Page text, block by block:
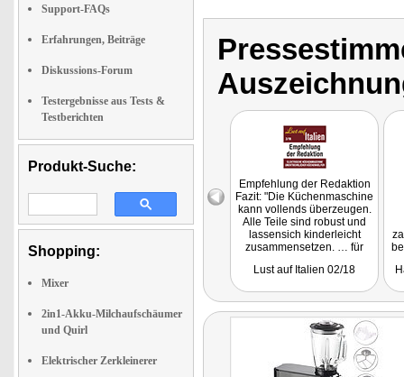
Support-FAQs
Erfahrungen, Beiträge
Diskussions-Forum
Testergebnisse aus Tests &
Testberichten
Produkt-Suche:
Shopping:
Mixer
2in1-Akku-Milchaufschäumer
und Quirl
Elektrischer Zerkleinerer
Empfehlung der Redaktion
Fazit: "Die Küchenmaschine
kann vollends überzeugen.
Alle Teile sind robust und
lassensich kinderleicht
zusammensetzen. … für
Kauftipp."
Lust auf Italien 02/18